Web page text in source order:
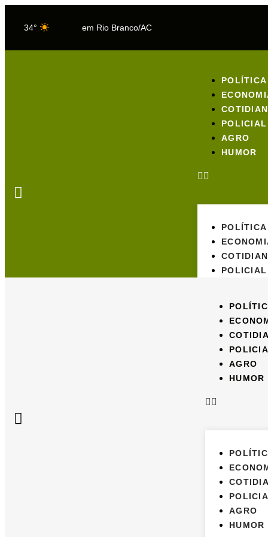
34° em Rio Branco/AC
POLÍTICA
POLICIAL
AGRO
HUMOR
POLÍTICA
POLICIAL
AGRO
HUMOR
AGRO
HUMOR